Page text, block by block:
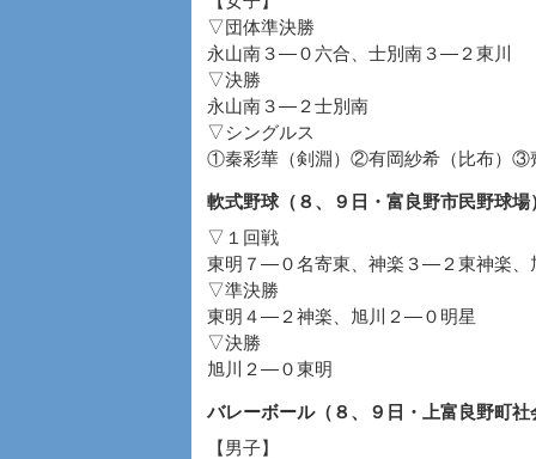
▽団体準決勝
永山南３―０六合、士別南３―２東川
▽決勝
永山南３―２士別南
▽シングルス
①秦彩華（剣淵）②有岡紗希（比布）③
軟式野球（８、９日・富良野市民野球場
▽１回戦
東明７―０名寄東、神楽３―２東神楽
▽準決勝
東明４―２神楽、旭川２―０明星
▽決勝
旭川２―０東明
バレーボール（８、９日・上富良野町
【男子】